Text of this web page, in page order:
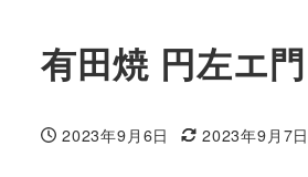
有田焼 円左エ
投稿日
2023年9月6日
更新日
2023年9月7日